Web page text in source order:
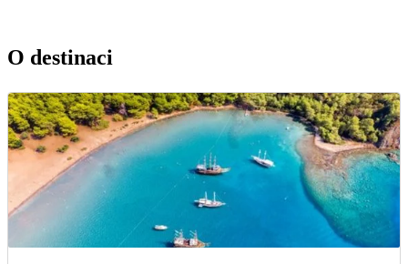
O destinaci